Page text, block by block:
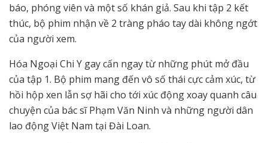
báo, phóng viên và một số khán giả. Sau khi tập 2 kết
thúc, bộ phim nhận về 2 tràng pháo tay dài không ngớt
của người xem.
Hóa Ngoại Chi Y gay cấn ngay từ những phút mở đầu
của tập 1. Bộ phim mang đến vô số thái cực cảm xúc, từ
hồi hộp xen lẫn sợ hãi cho tới xúc động xoay quanh câu
chuyện của bác sĩ Phạm Văn Ninh và những người dân
lao động Việt Nam tại Đài Loan.